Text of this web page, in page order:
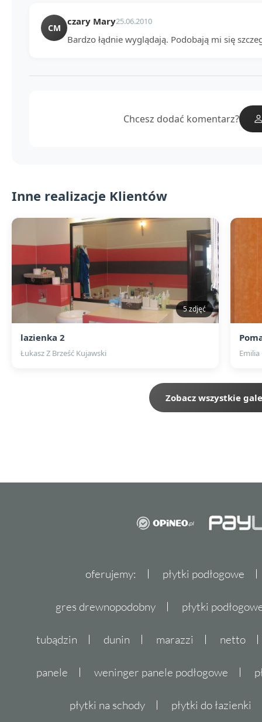
CM
czary Mary25.06.2010
Bardzo łądnie wyglądają. Podobają mi się
Chcesz dodać komentarz?
Inne realizacje Klientów
5 zdjęć
lazienka 2
Łukasz Z Brześć Kujawski Emilia
Zobacz wszystkie
oferujemy: płytki podłogowe
gres drewnopodobny płytki
tubądzin dunin marazzi netto
panele weninger panele podłogowe
płytki na schody płytki do łazienki